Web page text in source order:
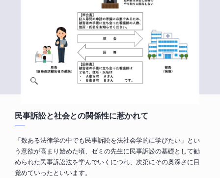
民事訴訟と社会との関係性に惹かれて
「数ある法律学の中でも民事訴訟を法社会学的に学びたい」とい
う意欲が高まり始めた頃、ゼミの先生に民事訴訟の基礎として勧
められた民事訴訟法を学んでいくにつれ、次第にその奥深さに目
覚めていったといいます。